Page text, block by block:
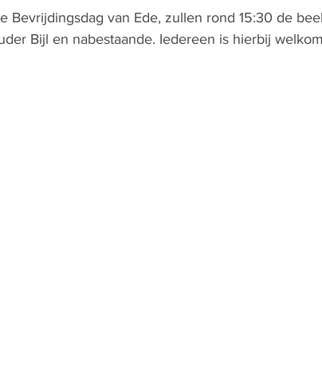
Bevrijdingsdag van Ede, zullen rond 15:30 de
Bijl en nabestaande. Iedereen is hierbij